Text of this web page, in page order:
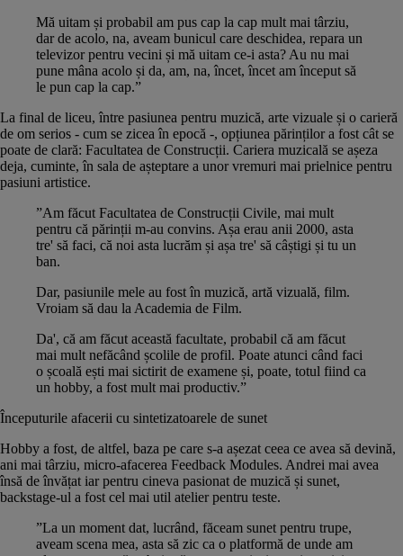
Mă uitam și probabil am pus cap la cap mult mai târziu,
dar de acolo, na, aveam bunicul care deschidea, repara un
televizor pentru vecini și mă uitam ce-i asta? Au nu mai
pune mâna acolo și da, am, na, încet, încet am început să
le pun cap la cap.”
La final de liceu, între pasiunea pentru muzică, arte vizuale și o carieră
de om serios - cum se zicea în epocă -, opțiunea părinților a fost cât se
poate de clară: Facultatea de Construcții. Cariera muzicală se așeza
deja, cuminte, în sala de așteptare a unor vremuri mai prielnice pentru
pasiuni artistice.
”Am făcut Facultatea de Construcții Civile, mai mult
pentru că părinții m-au convins. Așa erau anii 2000, asta
tre' să faci, că noi asta lucrăm și așa tre' să câștigi și tu un
ban.
Dar, pasiunile mele au fost în muzică, artă vizuală, film.
Vroiam să dau la Academia de Film.
Da', că am făcut această facultate, probabil că am făcut
mai mult nefăcând școlile de profil. Poate atunci când faci
o școală ești mai sictirit de examene și, poate, totul fiind ca
un hobby, a fost mult mai productiv.”
Începuturile afacerii cu sintetizatoarele de sunet
Hobby a fost, de altfel, baza pe care s-a așezat ceea ce avea să devină,
ani mai târziu, micro-afacerea Feedback Modules. Andrei mai avea
însă de învățat iar pentru cineva pasionat de muzică și sunet,
backstage-ul a fost cel mai util atelier pentru teste.
”La un moment dat, lucrând, făceam sunet pentru trupe,
aveam scena mea, asta să zic ca o platformă de unde am